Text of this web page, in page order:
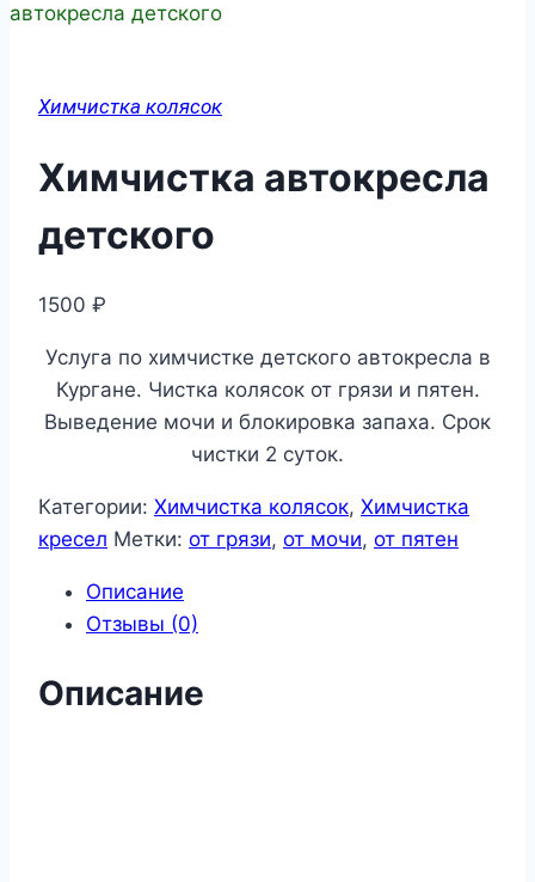
автокресла детского
Химчистка колясок
Химчистка автокресла
детского
1500 ₽
Услуга по химчистке детского автокресла в
Кургане. Чистка колясок от грязи и пятен.
Выведение мочи и блокировка запаха. Срок
чистки 2 суток.
Категории: Химчистка колясок, Химчистка
кресел Метки: от грязи, от мочи, от пятен
Описание
Отзывы (0)
Описание